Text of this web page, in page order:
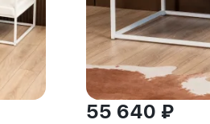
55 640 ₽